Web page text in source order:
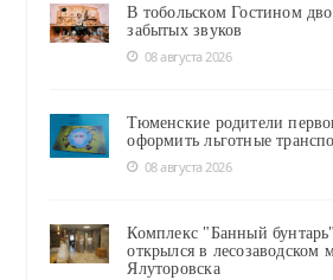
В тобольском Гостином
забытых звуков
08 августа 2026
Тюменские родители
оформить льготные
08 августа 2026
Комплекс "Банный
открылся в лесозаводском
Ялуторовска